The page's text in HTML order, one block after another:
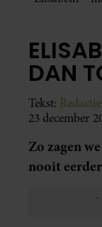
DAN
Tekst:
23 december
Zo zagen
nooit